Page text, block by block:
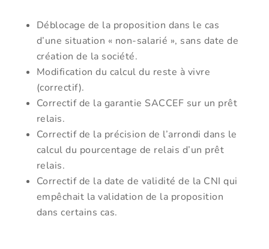
Déblocage de la proposition dans le cas
d’une situation « non-salarié », sans date de
création de la société.
Modification du calcul du reste à vivre
(correctif).
Correctif de la garantie SACCEF sur un prêt
relais.
Correctif de la précision de l’arrondi dans le
calcul du pourcentage de relais d’un prêt
relais.
Correctif de la date de validité de la CNI qui
empêchait la validation de la proposition
dans certains cas.